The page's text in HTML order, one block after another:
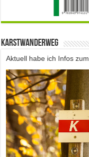
Karstwanderweg
Aktuell habe ich Infos zum